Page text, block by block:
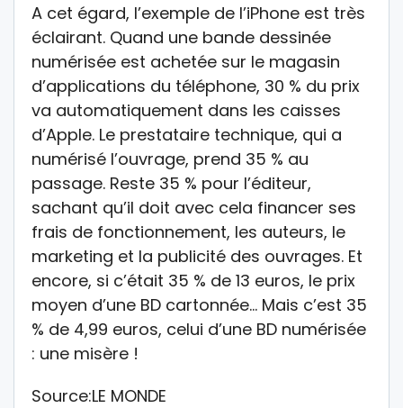
A cet égard, l’exemple de l’iPhone est très
éclairant. Quand une bande dessinée
numérisée est achetée sur le magasin
d’applications du téléphone, 30 % du prix
va automatiquement dans les caisses
d’Apple. Le prestataire technique, qui a
numérisé l’ouvrage, prend 35 % au
passage. Reste 35 % pour l’éditeur,
sachant qu’il doit avec cela financer ses
frais de fonctionnement, les auteurs, le
marketing et la publicité des ouvrages. Et
encore, si c’était 35 % de 13 euros, le prix
moyen d’une BD cartonnée… Mais c’est 35
% de 4,99 euros, celui d’une BD numérisée
: une misère !
Source:LE MONDE